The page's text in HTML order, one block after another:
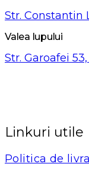
Str. Constantin
Valea lupului
Str. Garoafei
Linkuri utile
Politica de